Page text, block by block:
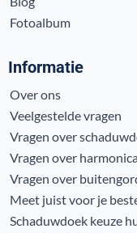
Fotoalbum
Informatie
Over ons
Veelgestelde vragen
Vragen over
Vragen over
Vragen over
Meet juist voor je
Schaduwdoek keuze